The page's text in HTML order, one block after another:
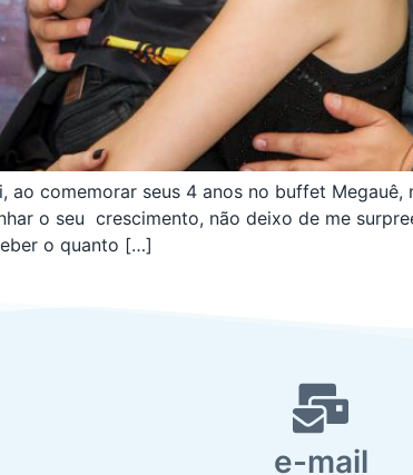
comemorar seus 4 anos no buffet
o seu crescimento, não deixo de me
o quanto […]
e-mail